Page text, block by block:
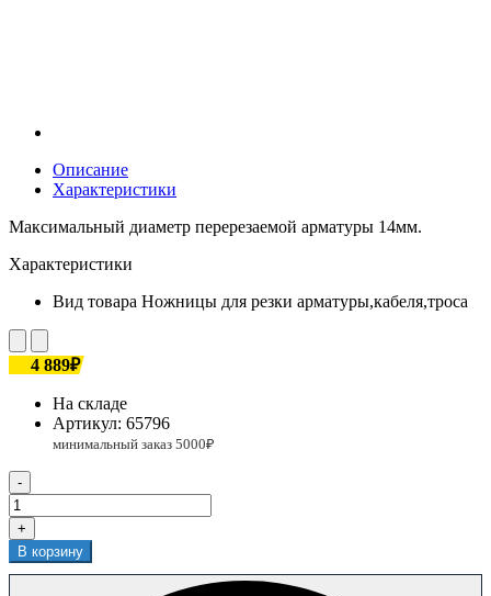
Описание
Характеристики
Максимальный диаметр перерезаемой арматуры 14мм.
Характеристики
Вид товара Ножницы для резки арматуры,кабеля,троса
4 889₽
На складе
Артикул: 65796
-
+
В корзину